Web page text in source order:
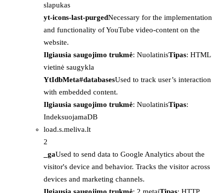
slapukas
yt-icons-last-purgedNecessary for the implementation
and functionality of YouTube video-content on the
website.
Ilgiausia saugojimo trukmė: NuolatinisTipas: HTML
vietinė saugykla
YtIdbMeta#databasesUsed to track user’s interaction
with embedded content.
Ilgiausia saugojimo trukmė: NuolatinisTipas:
IndeksuojamaDB
load.s.meliva.lt
2
_gaUsed to send data to Google Analytics about the
visitor's device and behavior. Tracks the visitor across
devices and marketing channels.
Ilgiausia saugojimo trukmė: 2 metaiTipas: HTTP